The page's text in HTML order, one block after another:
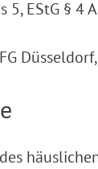
5, EStG § 4